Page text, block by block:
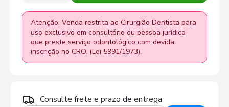
Atenção: Venda restrita ao Cirurgião Dentista para
uso exclusivo em consultório ou pessoa jurídica
que preste serviço odontológico com devida
inscrição no CRO. (Lei 5991/1973).
Consulte frete e prazo de entrega